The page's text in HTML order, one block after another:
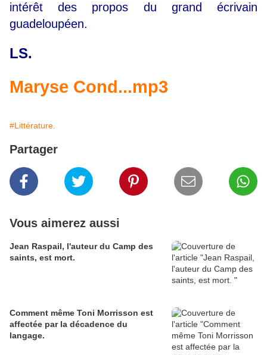
intérêt des propos du grand écrivain
guadeloupéen.
LS.
Maryse Cond...mp3
#Littérature.
Partager
Vous aimerez aussi
Jean Raspail, l'auteur du Camp des
saints, est mort.
Comment même Toni Morrisson est
affectée par la décadence du
langage.